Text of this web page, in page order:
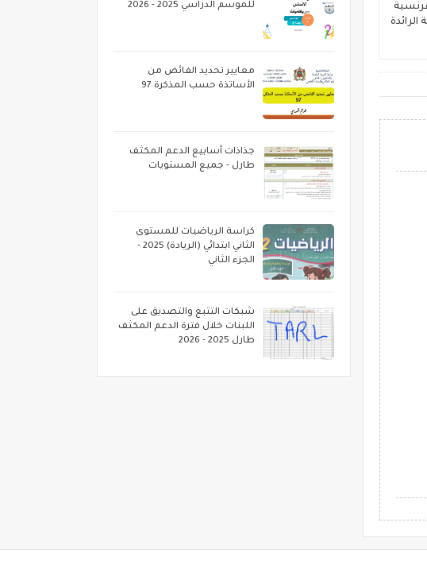
للموسم الدراسي 2025 - 2026
معايير تحديد الفائض من
الأساتذة حسب المذكرة 97
جذاذات أسابيع الدعم المكثف
طارل - جميع المستويات
كراسة الرياضيات للمستوى
الثاني ابتدائي (الريادة) 2025 -
الجزء الثاني
شبكات التتبع والتصديق على
اللبنات خلال فترة الدعم المكثف
طارل 2025 - 2026